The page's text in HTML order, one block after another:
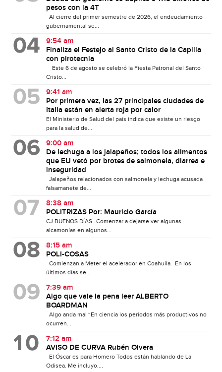
pesos con la 4T
Al cierre del primer semestre de 2026, el endeudamiento
gubernamental se...
9:54 am
Finaliza el Festejo al Santo Cristo de la Capilla
con pirotecnia
Este 6 de agosto se celebró la Fiesta Patronal del Santo
Cristo...
9:41 am
Por primera vez, las 27 principales ciudades de
Italia están en alerta roja por calor
El Ministerio de Salud del país indica que existe un riesgo
para la salud de...
9:00 am
De lechuga a los jalapeños; todos los alimentos
que EU vetó por brotes de salmonela, diarrea e
inseguridad
Jalapeños relacionados con salmonela y lechuga acusada
falsamanete de...
8:38 am
POLITRIZAS Por: Mauricio García
CJ BUENOS DÍAS…Comenzar a dejarse ver algunas
alcamonías en algunos...
8:15 am
POLI-COSAS
Comienzan a Meter el acelerador en Coahuila. En los
últimos días se...
7:39 am
Algo que vale la pena leer ALBERTO
BOARDMAN
Algo anda mal “En ciencia los períodos más productivos no
ocurren...
7:12 am
AVISO DE CURVA Rubén Olvera
El Óscar es para Homero Todos están hablando de La
Odisea. Me incluyo....